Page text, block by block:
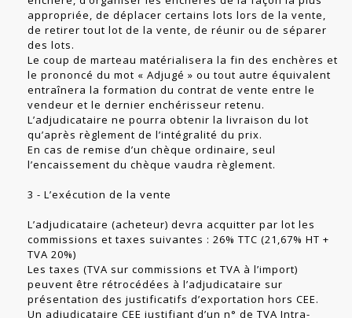
appropriée, de déplacer certains lots lors de la vente,
de retirer tout lot de la vente, de réunir ou de séparer
des lots.
Le coup de marteau matérialisera la fin des enchères et
le prononcé du mot « Adjugé » ou tout autre équivalent
entraînera la formation du contrat de vente entre le
vendeur et le dernier enchérisseur retenu.
L’adjudicataire ne pourra obtenir la livraison du lot
qu’après règlement de l’intégralité du prix.
En cas de remise d’un chèque ordinaire, seul
l’encaissement du chèque vaudra règlement.
3 - L’exécution de la vente
L’adjudicataire (acheteur) devra acquitter par lot les
commissions et taxes suivantes : 26% TTC (21,67% HT +
TVA 20%)
Les taxes (TVA sur commissions et TVA à l’import)
peuvent être rétrocédées à l’adjudicataire sur
présentation des justificatifs d’exportation hors CEE.
Un adjudicataire CEE justifiant d’un n° de TVA Intra-